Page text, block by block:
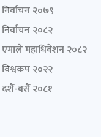
निर्वाचन २०७९
निर्वाचन २०८२
एमाले महाधिवेशन २०८२
विश्वकप २०२२
दशैं-बसैं २०८१